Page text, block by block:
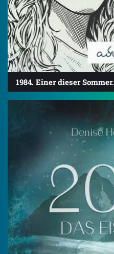
1984. Einer dieser Sommer.